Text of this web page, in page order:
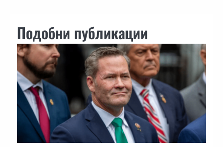
Подобни публикации